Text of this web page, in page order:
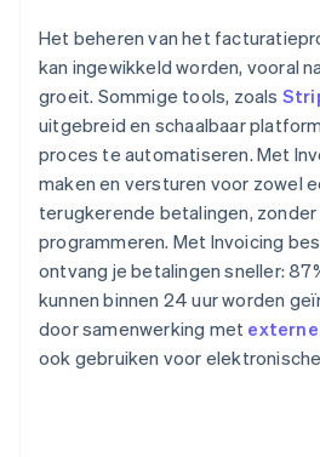
Het beheren van het
kan ingewikkeld worden, vooral
groeit. Sommige tools, zoals
uitgebreid en schaalbaar
proces te automatiseren. Met
maken en versturen voor zowel
terugkerende betalingen,
programmeren. Met Invoicing
ontvang je betalingen sneller:
kunnen binnen 24 uur worden
door samenwerking met
ook gebruiken voor